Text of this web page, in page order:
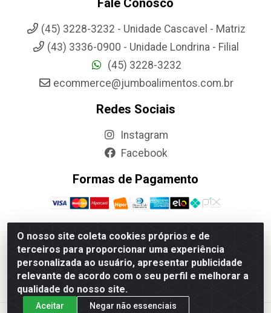
O nosso site coleta cookies próprios e de
terceiros para proporcionar uma experiência
personalizada ao usuário, apresentar publicidade
relevante de acordo com o seu perfil e melhorar a
qualidade do nosso site.
Aceitar Negar não essenciais
(45) 3228-3232 - Unidade Cascavel - Matriz
(43) 3336-0900 - Unidade Londrina - Filial
(45) 3228-3232
ecommerce@jumboalimentos.com.br
Redes Sociais
Instagram
Facebook
Formas de Pagamento
Jumbo Alimentos Cascavel - Matriz - Rua Itatiba Do Sul,
161 - Santos Dumont, Cascavel-PR - CEP 85804-700-
CNPJ 85.522.043/0001-90